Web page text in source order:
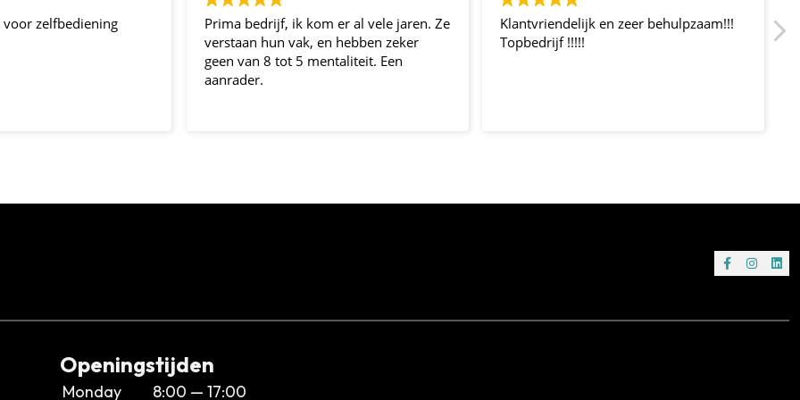
voor zelfbediening
Prima bedrijf, ik kom er al vele jaren. Ze
verstaan hun vak, en hebben zeker
geen van 8 tot 5 mentaliteit. Een
aanrader.
Klantvriendelijk en zeer behulpzaam!!!
Topbedrijf !!!!!
Volg ons
Volg ons
Volg ons
Openingstijden
Monday 8:00 — 17:00